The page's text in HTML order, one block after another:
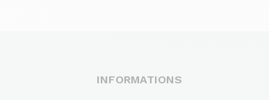
INFORMATIONS